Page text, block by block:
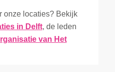
onze locaties? Bekijk
in Delft, de leden
van Het